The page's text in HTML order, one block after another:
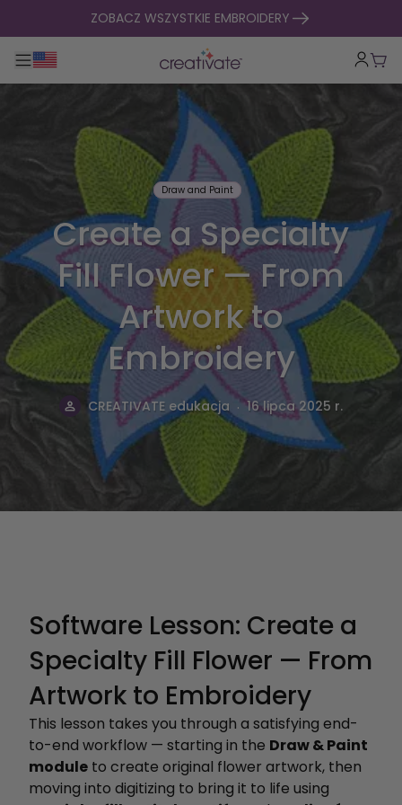
Przejdź do treściZOBACZ WSZYSTKIE EMBROIDERY
Przełącz główną nawigację
Draw and Paint
Create a Specialty
Fill Flower — From
Artwork to
Embroidery
CREATIVATE edukacja . 16 lipca 2025 r.
Software Lesson: Create a
Specialty Fill Flower — From
Artwork to Embroidery
This lesson takes you through a satisfying end-
to-end workflow — starting in the Draw & Paint
module to create original flower artwork, then
moving into digitizing to bring it to life using